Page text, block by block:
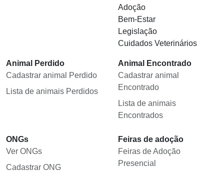
Adoção
Bem-Estar
Legislação
Cuidados Veterinários
Animal Perdido
Cadastrar animal Perdido
Lista de animais Perdidos
Animal Encontrado
Cadastrar animal
Encontrado
Lista de animais
Encontrados
ONGs
Ver ONGs
Cadastrar ONG
Feiras de adoção
Feiras de Adoção
Presencial